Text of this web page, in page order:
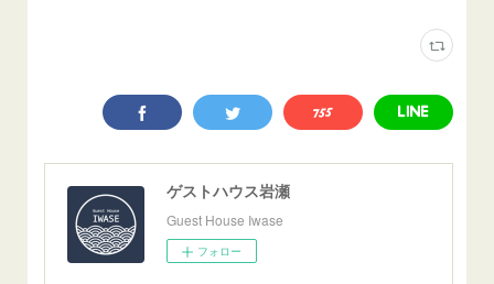
ゲストハウス岩瀬
Guest House Iwase
フォロー